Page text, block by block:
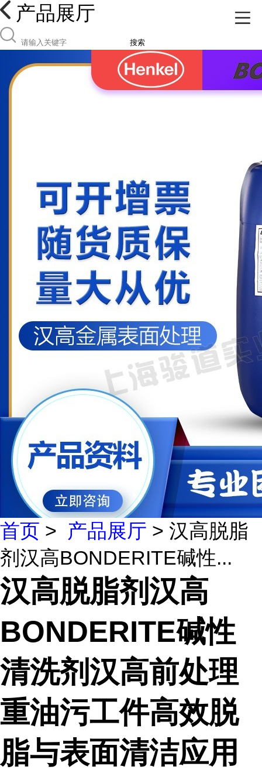
产品展厅
搜索
首页 > 产品展厅 > 汉高脱脂
剂汉高BONDERITE碱性...
汉高脱脂剂汉高
BONDERITE碱性
清洗剂汉高前处理
重油污工件高效脱
脂与表面清洁应用